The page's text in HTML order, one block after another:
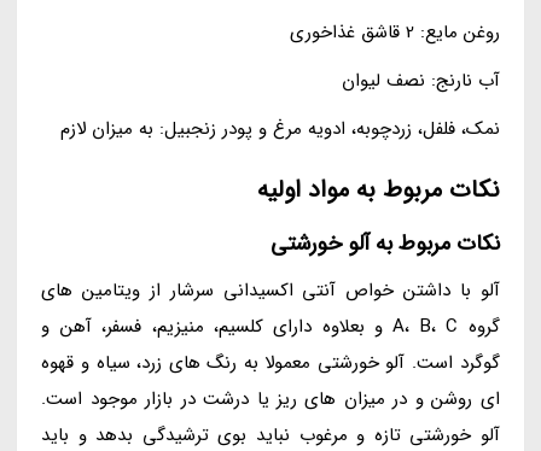
روغن مایع: 2 قاشق غذاخوری
آب نارنج: نصف لیوان
نمک، فلفل، زردچوبه، ادویه مرغ و پودر زنجبیل: به میزان لازم
نکات مربوط به مواد اولیه
نکات مربوط به آلو خورشتی
آلو با داشتن خواص آنتی اکسیدانی سرشار از ویتامین های
گروه A، B، C و بعلاوه دارای کلسیم، منیزیم، فسفر، آهن و
گوگرد است. آلو خورشتی معمولا به رنگ های زرد، سیاه و قهوه
ای روشن و در میزان های ریز یا درشت در بازار موجود است.
آلو خورشتی تازه و مرغوب نباید بوی ترشیدگی بدهد و باید